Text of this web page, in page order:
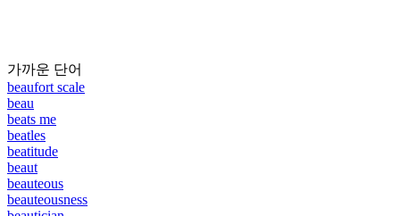
가까운 단어
beaufort scale
beau
beats me
beatles
beatitude
beaut
beauteous
beauteousness